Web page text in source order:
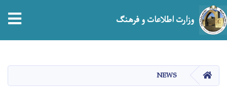
content
وزارت اطلاعات و فرهنگ
صفحه اصلیNEWS